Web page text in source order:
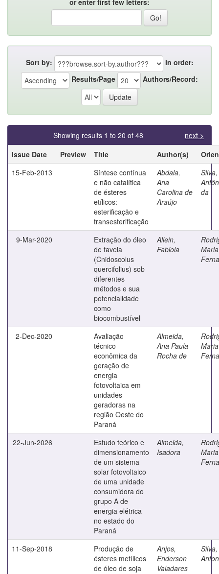
Sort by:
In order:
Results/Page
Authors/Record:
Showing results 1 to 20 of 48
next >
Issue Date
Preview Title Author(s)
15-Feb-2013
Síntese contínua
e não catalítica
de ésteres
etílicos:
esterificação e
transesterificação
Abdala,
Ana
Carolina de
Araújo
da
9-Mar-2020
Extração do óleo
de favela
(Cnidoscolus
quercifolius) sob
diferentes
métodos e sua
potencialidade
como
biocombustível
Allein,
Fabiola
2-Dec-2020
Avaliação
técnico-
econômica da
geração de
energia
fotovoltaica em
unidades
geradoras na
região Oeste do
Paraná
Almeida,
Ana Paula
Rocha de
22-Jun-2026
Estudo teórico e
dimensionamento
de um sistema
solar fotovoltaico
de uma unidade
consumidora do
grupo A de
energia elétrica
no estado do
Paraná
Almeida,
Isadora
11-Sep-2018
Produção de
ésteres metílicos
de óleo de soja
Anjos,
Enderson
Valadares